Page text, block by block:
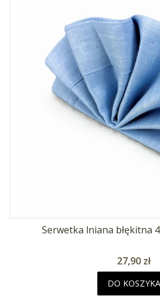
Serwetka lniana błękitna
Cena
27,90 zł
DO KOSZYKA